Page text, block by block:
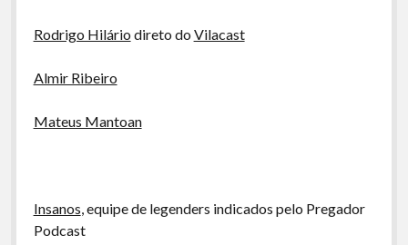
Rodrigo Hilário direto do Vilacast
Almir Ribeiro
Mateus Mantoan
Insanos, equipe de legenders indicados pelo Pregador
Podcast